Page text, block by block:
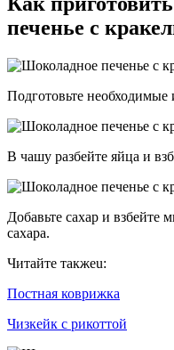
печенье с
Подготовьте необходимые
В чашу разбейте яйца и
Добавьте сахар и взбейте
сахара.
Читайте такжеu:
Постная коврижка
Чизкейк с рикоттой